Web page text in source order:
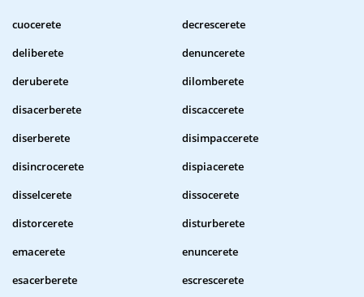
cuocerete
decrescerete
deliberete
denuncerete
deruberete
dilomberete
disacerberete
discaccerete
diserberete
disimpaccerete
disincrocerete
dispiacerete
disselcerete
dissocerete
distorcerete
disturberete
emacerete
enuncerete
esacerberete
escrescerete